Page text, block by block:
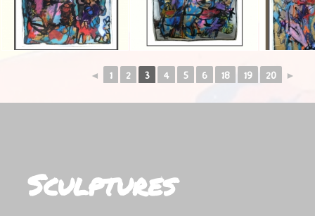
◄ 1 2 3 4 5 6 18 19 20 ►
Sculptures